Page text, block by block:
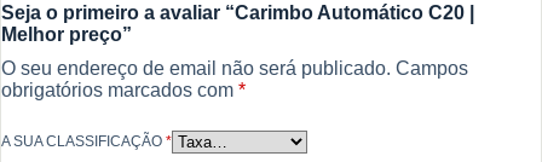
Seja o primeiro a avaliar “Carimbo Automático C20 |
Melhor preço”
O seu endereço de email não será publicado. Campos
obrigatórios marcados com *
A SUA CLASSIFICAÇÃO *